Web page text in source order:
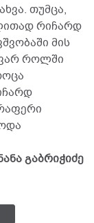
თუმცა,
რიჩარდ
მის
როლში
გაბრიჭიძე